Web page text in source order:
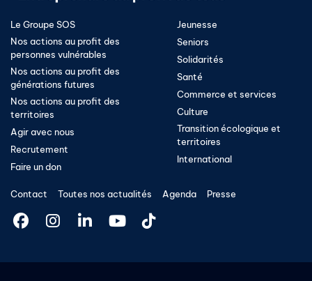
Le Groupe SOS
Nos actions au profit des
personnes vulnérables
Nos actions au profit des
générations futures
Nos actions au profit des
territoires
Agir avec nous
Recrutement
Faire un don
Jeunesse
Seniors
Solidarités
Santé
Commerce et services
Culture
Transition écologique et
territoires​
International
Contact Toutes nos actualités Agenda Presse